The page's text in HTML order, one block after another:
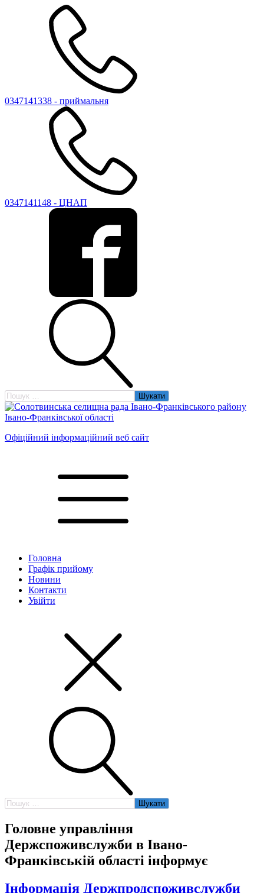
0347141338 - приймальня
0347141148 - ЦНАП
Пошук:
Офіційний інформаційний веб сайт
Головна
Графік прийому
Новини
Контакти
Увійти
Пошук:
Головне управління
Держспоживслужби в Івано-
Франківській області інформує
Інформація Держпродспоживслужби